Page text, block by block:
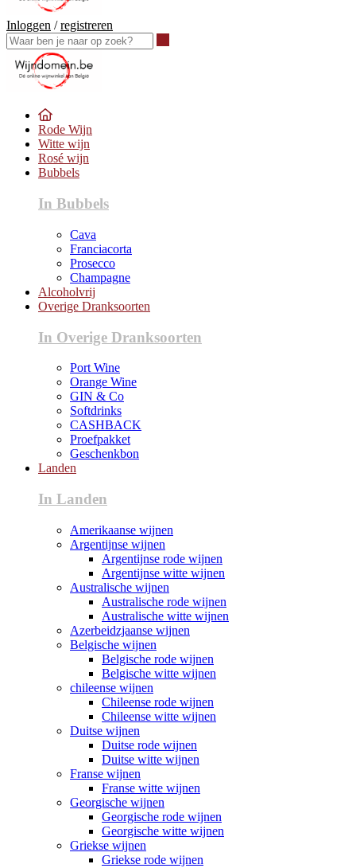
Inloggen /registreren
Rode Wijn
Witte wijn
Rosé wijn
Bubbels
In Bubbels
Cava
Franciacorta
Prosecco
Champagne
Alcoholvrij
Overige Dranksoorten
In Overige Dranksoorten
Port Wine
Orange Wine
GIN & Co
Softdrinks
CASHBACK
Proefpakket
Geschenkbon
Landen
In Landen
Amerikaanse wijnen
Argentijnse wijnen
Argentijnse rode wijnen
Argentijnse witte wijnen
Australische wijnen
Australische rode wijnen
Australische witte wijnen
Azerbeidzjaanse wijnen
Belgische wijnen
Belgische rode wijnen
Belgische witte wijnen
chileense wijnen
Chileense rode wijnen
Chileense witte wijnen
Duitse wijnen
Duitse rode wijnen
Duitse witte wijnen
Franse wijnen
Franse witte wijnen
Georgische wijnen
Georgische rode wijnen
Georgische witte wijnen
Griekse wijnen
Griekse rode wijnen